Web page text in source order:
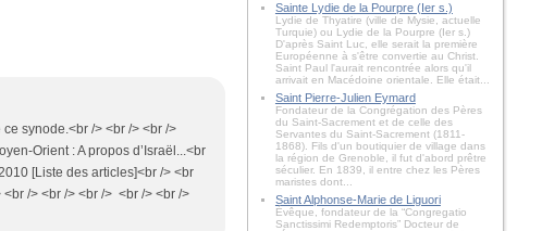
synode.<br /> <br /> <br />
Orient : A propos d’Israël...<br
[Liste des articles]<br /> <br
/> <br /> <br /> <br /> <br />
Sainte Lydie de la Pourpre (Ier s.)
Lydie de Thyatire (ville de Mysie, actuelle
Turquie) ou Lydie de la Pourpre (Ier s.)
D'après Saint Luc, elle serait la première
Européenne à s'être convertie au Christ.
Saint Paul l'aurait rencontrée alors qu'il
arrivait en Macédoine orientale. Elle était...
Saint Pierre-Julien Eymard
Fondateur de la Congrégation des Pères
du Saint-Sacrement et de celle des
Servantes du Saint-Sacrement (1811-
1868). Fils d'un boutiquier de village dans
la région de Grenoble, il fut d'abord prêtre
séculier. En 1839, il entre chez les Pères
maristes dont...
Saint Alphonse-Marie de Liguori
Évêque, fondateur de la “Congregatio
Sanctissimi Redemptoris” Docteur de